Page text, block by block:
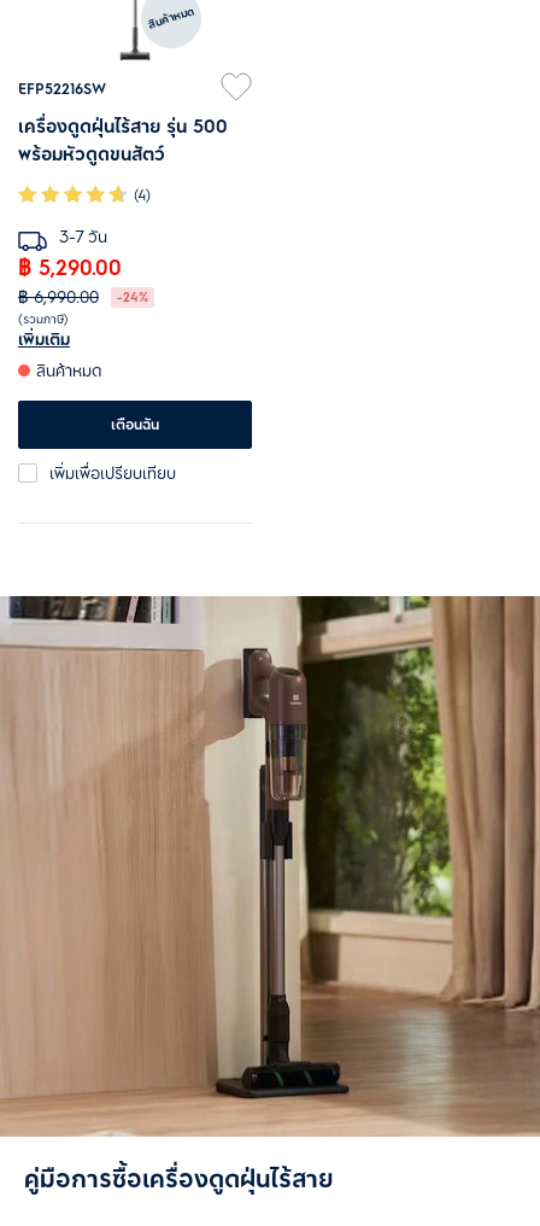
สินค้าหมด
EFP52216SW
เครื่องดูดฝุ่นไร้สาย รุ่น 500
พร้อมหัวดูดขนสัตว์
(4)
3-7 วัน
฿ 5,290.00
฿ 6,990.00
-24%
(รวมภาษี)
พลังดูดแรง ไร้สาย น้ำหนักเบา - ใช้
งานได้กับทุกพื้นผิว
มอเตอร์ BLDC พร้อมหัวดูดหลาก
พื้นผิว ไฟ LED และเทคโนโลยี
ป้องกันเส้นใยพันกัน
น้ำหนักเครื่องเบา ดูดทำความ
เพิ่มเติม
สินค้าหมด
เตือนฉัน
เพิ่มเพื่อเปรียบเทียบ
คู่มือการซื้อเครื่องดูดฝุ่นไร้สาย